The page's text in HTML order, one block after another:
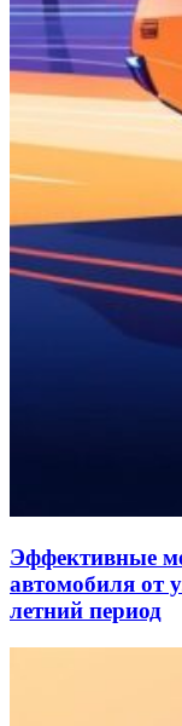
Эффективные
автомобиля от
летний период